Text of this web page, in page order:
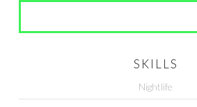
SKILLS
Nightlife